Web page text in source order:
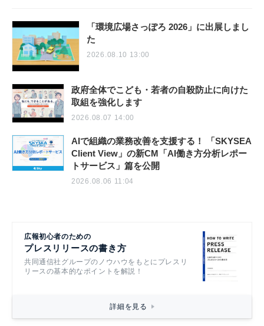
「環境広場さっぽろ 2026」に出展しまし
た
2026.08.10 13:00
政府全体でこども・若者の自殺防止に向けた
取組を強化します
2026.08.07 14:00
AIで組織の業務改善を支援する！ 「SKYSEA
Client View」の新CM「AI働き方分析レポー
トサービス」篇を公開
2026.08.06 11:04
広報初心者のための
プレスリリースの書き方
共同通信社グループのノウハウをもとにプレスリ
リースの基本的なポイントを解説！
詳細を見る